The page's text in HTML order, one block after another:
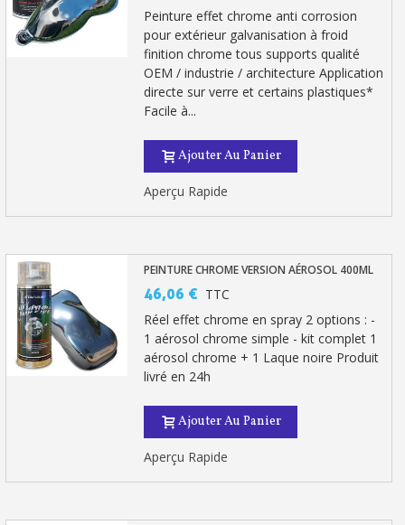
Inscription à la newsletter : 5€ de réduction
Livraison sous 24 h en France Métropolitaine
Livraison offerte en France métropolitaine pour 250€ d'achats
Paiement en 4x sans frais dès 30€ d'achats
Votre devis en ligne en moins d'1 minute
Partagez vos créations et obtenez des bons d'achat
Gagnez des points de fidélité à chaque commande
Peinture effet chrome anti corrosion
pour extérieur galvanisation à froid
finition chrome tous supports qualité
OEM / industrie / architecture Application
directe sur verre et certains plastiques*
Facile à...
Ajouter Au Panier
Aperçu Rapide
PEINTURE CHROME VERSION AÉROSOL 400ML
46,06 € TTC
Réel effet chrome en spray 2 options : -
1 aérosol chrome simple - kit complet 1
aérosol chrome + 1 Laque noire Produit
livré en 24h
Ajouter Au Panier
Aperçu Rapide